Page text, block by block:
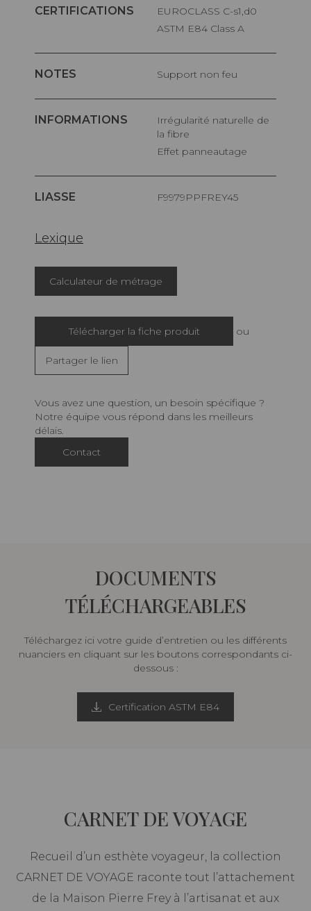
CERTIFICATIONS
EUROCLASS C-s1,d0
ASTM E84 Class A
NOTES Support non feu
INFORMATIONS
Irrégularité naturelle de
la fibre
Effet panneautage
LIASSE F9979PPFREY45
Lexique
Calculateur de métrage
Télécharger la fiche produit ou
Partager le lien
Vous avez une question, un besoin spécifique ?
Notre équipe vous répond dans les meilleurs
délais.
Contact
DOCUMENTS
TÉLÉCHARGEABLES
Téléchargez ici votre guide d’entretien ou les différents
nuanciers en cliquant sur les boutons correspondants ci-
dessous :
Certification ASTM E84
CARNET DE VOYAGE
Recueil d’un esthète voyageur, la collection
CARNET DE VOYAGE raconte tout l’attachement
de la Maison Pierre Frey à l’artisanat et aux